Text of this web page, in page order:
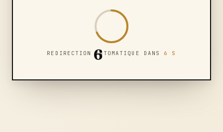
6
REDIRECTION AUTOMATIQUE DANS6 S